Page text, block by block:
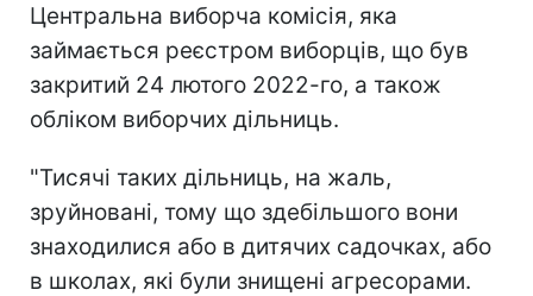
Центральна виборча комісія, яка
займається реєстром виборців, що був
закритий 24 лютого 2022-го, а також
обліком виборчих дільниць.
"Тисячі таких дільниць, на жаль,
зруйновані, тому що здебільшого вони
знаходилися або в дитячих садочках, або
в школах, які були знищені агресорами.